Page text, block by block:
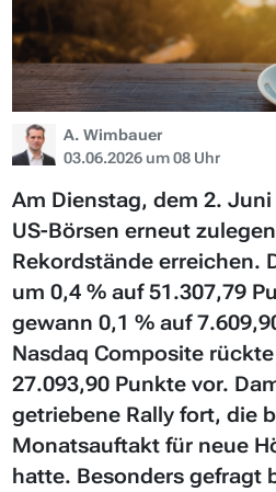
A. Wimbauer
03.06.2026 um 08 Uhr
Am Dienstag, dem 2.
US-Börsen erneut
Rekordstände erreichen.
um 0,4 % auf 51.307,79
gewann 0,1 % auf
Nasdaq Composite
27.093,90 Punkte vor.
getriebene Rally fort, die
Monatsauftakt für neue
hatte. Besonders gefragt